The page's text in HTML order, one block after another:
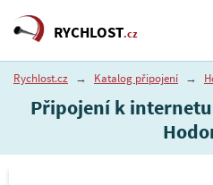
RYCHLOST.cz
Rychlost.cz → Katalog připojení →
Připojení k